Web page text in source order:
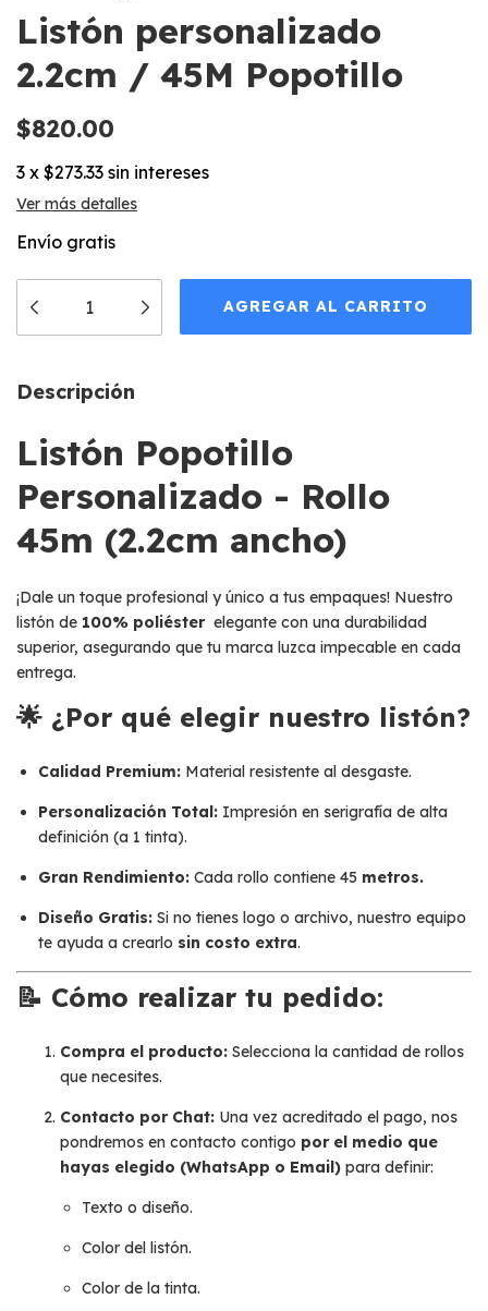
Listón personalizado
2.2cm / 45M Popotillo
$820.00
3 x $273.33 sin intereses
Ver más detalles
Envío gratis
Descripción
Listón Popotillo
Personalizado - Rollo
45m (2.2cm ancho)
¡Dale un toque profesional y único a tus empaques! Nuestro
listón de 100% poliéster elegante con una durabilidad
superior, asegurando que tu marca luzca impecable en cada
entrega.
🌟 ¿Por qué elegir nuestro listón?
Calidad Premium: Material resistente al desgaste.
Personalización Total: Impresión en serigrafía de alta
definición (a 1 tinta).
Gran Rendimiento: Cada rollo contiene 45 metros.
Diseño Gratis: Si no tienes logo o archivo, nuestro equipo
te ayuda a crearlo sin costo extra.
📝 Cómo realizar tu pedido:
Compra el producto: Selecciona la cantidad de rollos
que necesites.
Contacto por Chat: Una vez acreditado el pago, nos
pondremos en contacto contigo por el medio que
hayas elegido (WhatsApp o Email) para definir:
Texto o diseño.
Color del listón.
Color de la tinta.